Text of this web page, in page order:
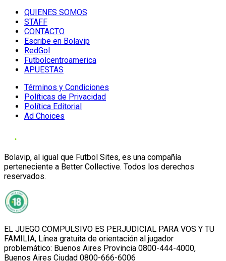
QUIENES SOMOS
STAFF
CONTACTO
Escribe en Bolavip
RedGol
Futbolcentroamerica
APUESTAS
Términos y Condiciones
Políticas de Privacidad
Política Editorial
Ad Choices
Bolavip, al igual que Futbol Sites, es una compañía
perteneciente a Better Collective. Todos los derechos
reservados.
EL JUEGO COMPULSIVO ES PERJUDICIAL PARA VOS Y TU
FAMILIA, Línea gratuita de orientación al jugador
problemático: Buenos Aires Provincia 0800-444-4000,
Buenos Aires Ciudad 0800-666-6006